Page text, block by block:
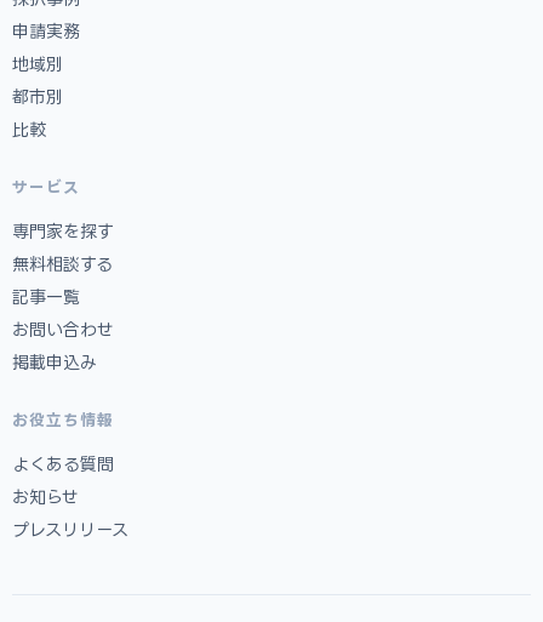
申請実務
地域別
都市別
比較
サービス
専門家を探す
無料相談する
記事一覧
お問い合わせ
掲載申込み
お役立ち情報
よくある質問
お知らせ
プレスリリース